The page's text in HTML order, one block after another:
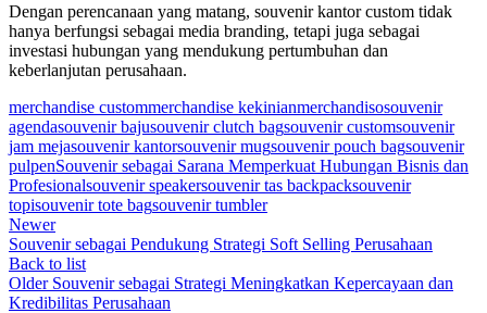
Dengan perencanaan yang matang, souvenir kantor custom tidak
hanya berfungsi sebagai media branding, tetapi juga sebagai
investasi hubungan yang mendukung pertumbuhan dan
keberlanjutan perusahaan.
merchandise custommerchandise kekinianmerchandisosouvenir
agendasouvenir bajusouvenir clutch bagsouvenir customsouvenir
jam mejasouvenir kantorsouvenir mugsouvenir pouch bagsouvenir
pulpenSouvenir sebagai Sarana Memperkuat Hubungan Bisnis dan
Profesionalsouvenir speakersouvenir tas backpacksouvenir
topisouvenir tote bagsouvenir tumbler
Newer
Souvenir sebagai Pendukung Strategi Soft Selling Perusahaan
Back to list
Older Souvenir sebagai Strategi Meningkatkan Kepercayaan dan
Kredibilitas Perusahaan